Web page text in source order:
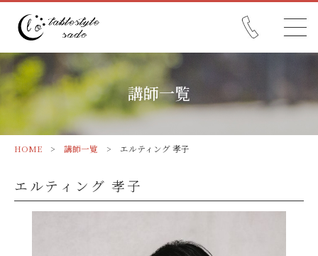
講師一覧
HOME> 講師一覧 > エルティング 孝子
エルティング 孝子